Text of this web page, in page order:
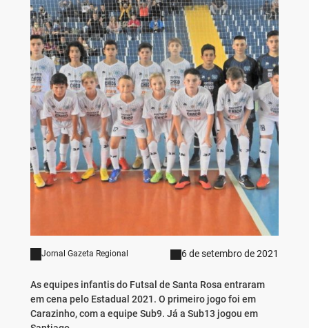
Jornal Gazeta Regional 6 de setembro de 2021
As equipes infantis do Futsal de Santa Rosa entraram
em cena pelo Estadual 2021. O primeiro jogo foi em
Carazinho, com a equipe Sub9. Já a Sub13 jogou em